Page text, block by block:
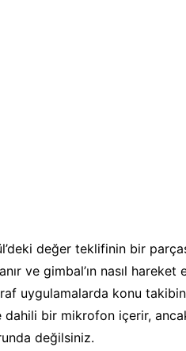
değer teklifinin bir
ve gimbal’ın nasıl
uygulamalarda konu
dahili bir mikrofon içerir,
değilsiniz.